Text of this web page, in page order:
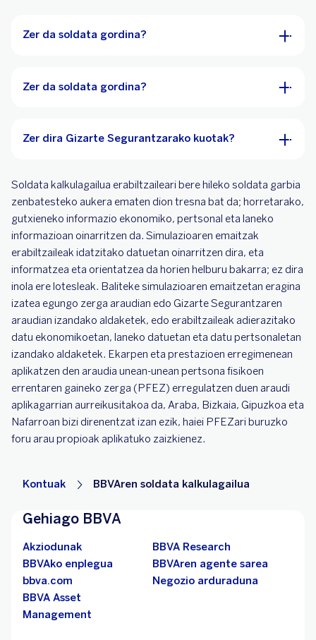
Zer da soldata gordina?
Zer da soldata gordina?
Zer dira Gizarte Segurantzarako kuotak?
Soldata kalkulagailua erabiltzaileari bere hileko soldata garbia
zenbatesteko aukera ematen dion tresna bat da; horretarako,
gutxieneko informazio ekonomiko, pertsonal eta laneko
informazioan oinarritzen da. Simulazioaren emaitzak
erabiltzaileak idatzitako datuetan oinarritzen dira, eta
informatzea eta orientatzea da horien helburu bakarra; ez dira
inola ere lotesleak. Baliteke simulazioaren emaitzetan eragina
izatea egungo zerga araudian edo Gizarte Segurantzaren
araudian izandako aldaketek, edo erabiltzaileak adierazitako
datu ekonomikoetan, laneko datuetan eta datu pertsonaletan
izandako aldaketek. Ekarpen eta prestazioen erregimenean
aplikatzen den araudia unean-unean pertsona fisikoen
errentaren gaineko zerga (PFEZ) erregulatzen duen araudi
aplikagarrian aurreikusitakoa da, Araba, Bizkaia, Gipuzkoa eta
Nafarroan bizi direnentzat izan ezik, haiei PFEZari buruzko
foru arau propioak aplikatuko zaizkienez.
Kontuak BBVAren soldata kalkulagailua
Gehiago BBVA
Akziodunak
BBVA Research
BBVAko enplegua
BBVAren agente sarea
bbva.com
Negozio arduraduna
BBVA Asset
Management